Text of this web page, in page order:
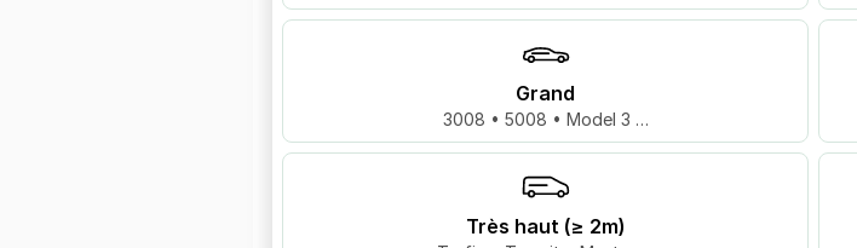
Grand
3008 • 5008 • Model 3 …
Très haut (≥ 2m)